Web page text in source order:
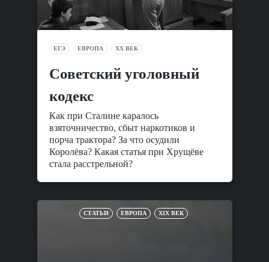
ЕГЭ ЕВРОПА XX ВЕК
Cоветский уголовный
кодекс
Как при Сталине каралось
взяточничество, сбыт наркотиков и
порча трактора? За что осудили
Королёва? Какая статья при Хрущёве
стала расстрельной?
СТАТЬИ ЕВРОПА XIX ВЕК